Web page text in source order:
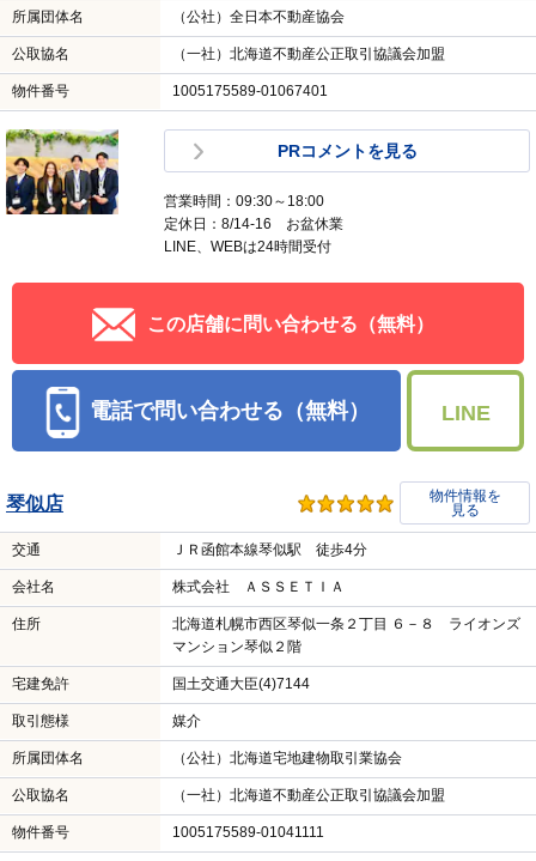
所属団体名 （公社）全日本不動産協会
公取協名 （一社）北海道不動産公正取引協議会加盟
物件番号 1005175589-01067401
PRコメントを見る
営業時間：09:30～18:00
定休日：8/14-16 お盆休業
LINE、WEBは24時間受付
この店舗に問い合わせる（無料）
電話で問い合わせる（無料） LINE
琴似店
物件情報を
見る
交通 ＪＲ函館本線琴似駅 徒歩4分
会社名 株式会社 ＡＳＳＥＴＩＡ
住所
北海道札幌市西区琴似一条２丁目 ６－８ ライオンズ
マンション琴似２階
宅建免許 国土交通大臣(4)7144
取引態様 媒介
所属団体名 （公社）北海道宅地建物取引業協会
公取協名 （一社）北海道不動産公正取引協議会加盟
物件番号 1005175589-01041111